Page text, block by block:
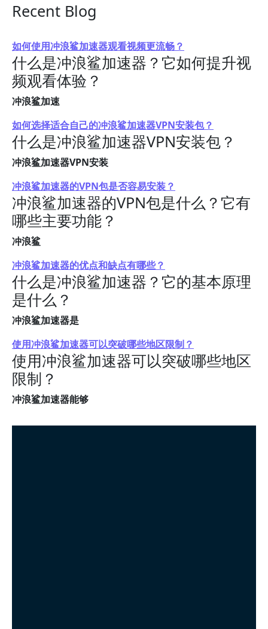
Recent Blog
如何使用冲浪鲨加速器观看视频更流畅？
什么是冲浪鲨加速器？它如何提升视
频观看体验？
冲浪鲨加速
如何选择适合自己的冲浪鲨加速器VPN安装包？
什么是冲浪鲨加速器VPN安装包？
冲浪鲨加速器VPN安装
冲浪鲨加速器的VPN包是否容易安装？
冲浪鲨加速器的VPN包是什么？它有
哪些主要功能？
冲浪鲨
冲浪鲨加速器的优点和缺点有哪些？
什么是冲浪鲨加速器？它的基本原理
是什么？
冲浪鲨加速器是
使用冲浪鲨加速器可以突破哪些地区限制？
使用冲浪鲨加速器可以突破哪些地区
限制？
冲浪鲨加速器能够